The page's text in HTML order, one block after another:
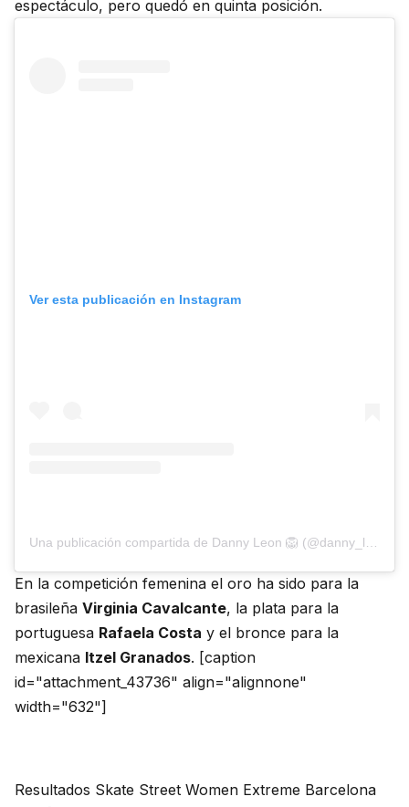
espectáculo, pero quedó en quinta posición.
Ver esta publicación en Instagram
En la competición femenina el oro ha sido para la
brasileña Virginia Cavalcante, la plata para la
portuguesa Rafaela Costa y el bronce para la
mexicana Itzel Granados. [caption
id="attachment_43736" align="alignnone"
width="632"]
Resultados Skate Street Women Extreme Barcelona